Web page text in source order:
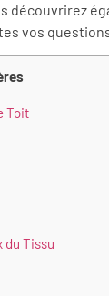
découvrirez
vos
Toit
du Tissu